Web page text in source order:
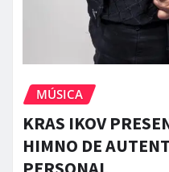
MÚSICA
KRAS IKOV
HIMNO DE